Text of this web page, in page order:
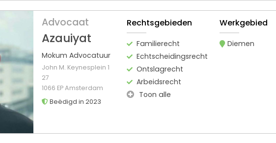
Advocaat
Azauiyat
Mokum Advocatuur
John M. Keynesplein 1
27
1066 EP Amsterdam
Beëdigd in 2023
Rechtsgebieden
Familierecht
Echtscheidingsrecht
Ontslagrecht
Arbeidsrecht
Toon alle
Werkgebied
Diemen